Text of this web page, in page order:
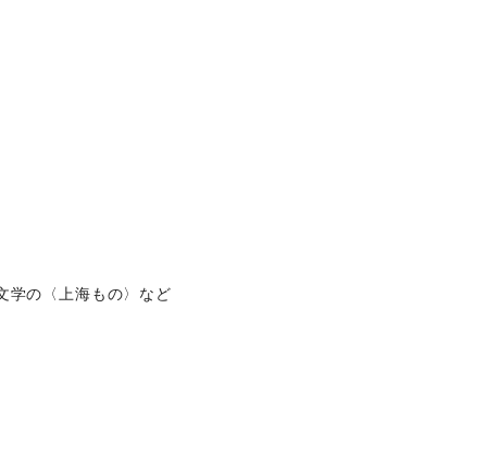
学の〈上海もの〉など